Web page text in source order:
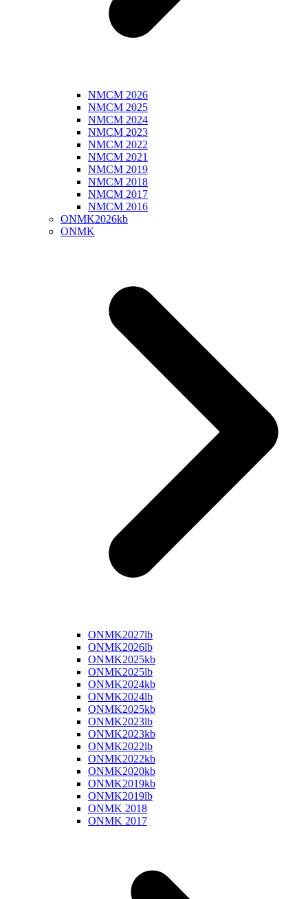
NMCM 2026
NMCM 2025
NMCM 2024
NMCM 2023
NMCM 2022
NMCM 2021
NMCM 2019
NMCM 2018
NMCM 2017
NMCM 2016
ONMK2026kb
ONMK
ONMK2027lb
ONMK2026lb
ONMK2025kb
ONMK2025lb
ONMK2024kb
ONMK2024lb
ONMK2025kb
ONMK2023lb
ONMK2023kb
ONMK2022lb
ONMK2022kb
ONMK2020kb
ONMK2019kb
ONMK2019lb
ONMK 2018
ONMK 2017